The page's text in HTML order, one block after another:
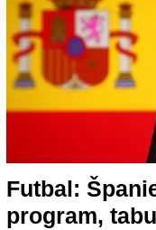
Futbal:
program,